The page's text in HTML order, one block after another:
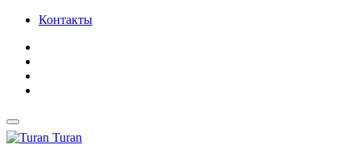
Контакты
Turan